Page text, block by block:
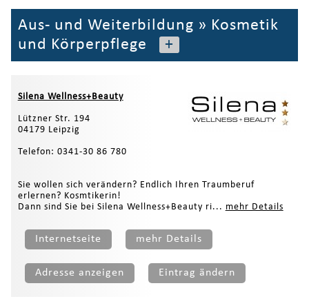
Aus- und Weiterbildung » Kosmetik
und Körperpflege
+
Silena Wellness+Beauty
Lützner Str. 194
04179 Leipzig
Telefon: 0341-30 86 780
Sie wollen sich verändern? Endlich Ihren Traumberuf
erlernen? Kosmtikerin!
Dann sind Sie bei Silena Wellness+Beauty ri... mehr Details
Internetseite mehr Details
Adresse anzeigen Eintrag ändern